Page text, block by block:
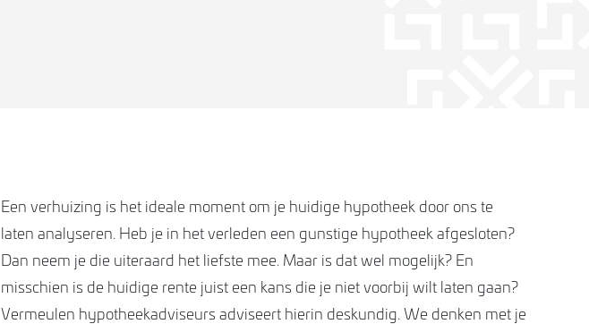
Een verhuizing is het ideale moment om je huidige hypotheek door ons te
laten analyseren. Heb je in het verleden een gunstige hypotheek afgesloten?
Dan neem je die uiteraard het liefste mee. Maar is dat wel mogelijk? En
misschien is de huidige rente juist een kans die je niet voorbij wilt laten gaan?
Vermeulen hypotheekadviseurs adviseert hierin deskundig. We denken met je